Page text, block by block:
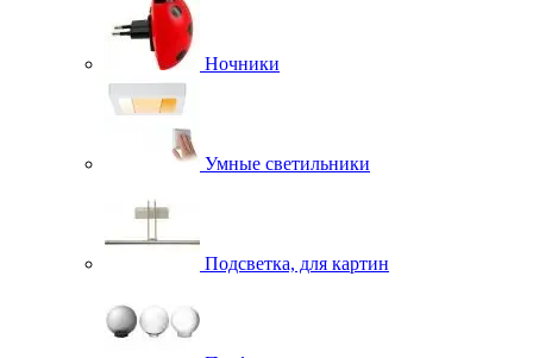
Ночники
Умные светильники
Подсветка, для картин